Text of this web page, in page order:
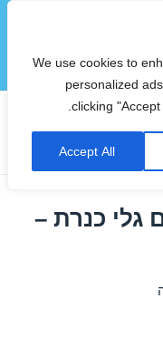
We use cookies to
personalized
clicking
Accept All
תפריטים
ווידג'טים
גלי כנרת –